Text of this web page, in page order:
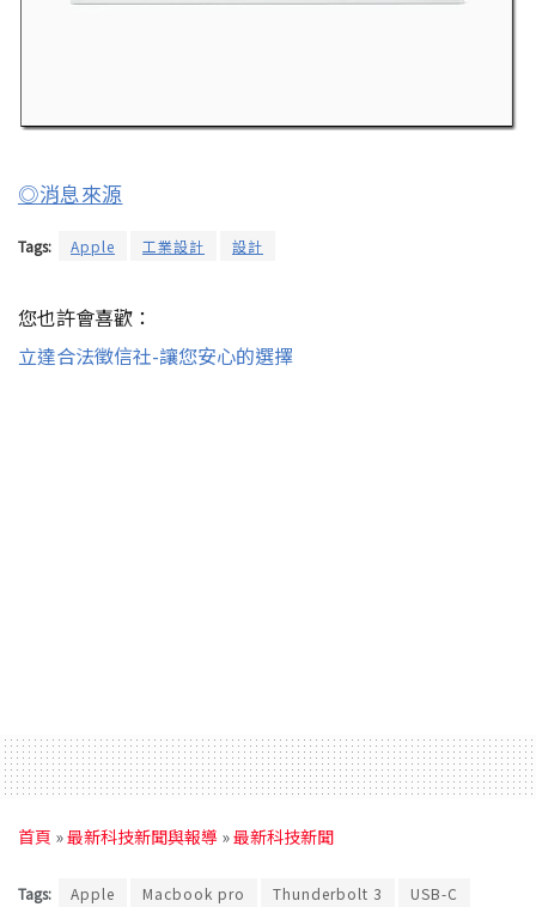
◎消息來源
Tags: Apple 工業設計 設計
您也許會喜歡：
立達合法徵信社-讓您安心的選擇
首頁 »最新科技新聞與報導 »最新科技新聞
Tags: Apple Macbook pro Thunderbolt 3 USB-C